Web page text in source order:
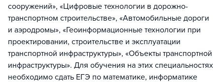
сооружений», «Цифровые технологии в дорожно-
транспортном строительстве», «Автомобильные дороги
и аэродромы», «Геоинформационные технологии при
проектировании, строительстве и эксплуатации
транспортной инфраструктуры», «Объекты транспортной
инфраструктуры». Для обучения на этих специальностях
необходимо сдать ЕГЭ по математике, информатике